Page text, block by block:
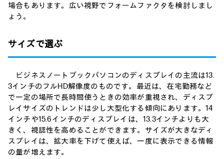
場合もあります。広い視野でフォームファクタを検討しまし
ょう。
サイズで選ぶ
ビジネスノートブックパソコンのディスプレイの主流は13.
3インチのフルHD解像度のものです。最近は、在宅勤務など
で一定の場所で長時間使うときの効率が重視され、ディスプ
レイサイズのトレンドは少し大型化する傾向にあります。14
インチや15.6インチのディスプレイは、13.3インチよりも大
きく、視認性を高めることができます。サイズが大きなディ
スプレイは、拡大率を下げて使えば、一度に表示できる情報
の量が増えます。